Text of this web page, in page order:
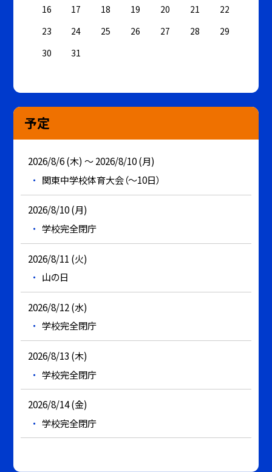
16
17 18 19 20 21
22
23
24 25 26 27 28
29
30
31
予定
2026/8/6 (木) ～ 2026/8/10 (月)
関東中学校体育大会（～10日）
2026/8/10 (月)
学校完全閉庁
2026/8/11 (火)
山の日
2026/8/12 (水)
学校完全閉庁
2026/8/13 (木)
学校完全閉庁
2026/8/14 (金)
学校完全閉庁